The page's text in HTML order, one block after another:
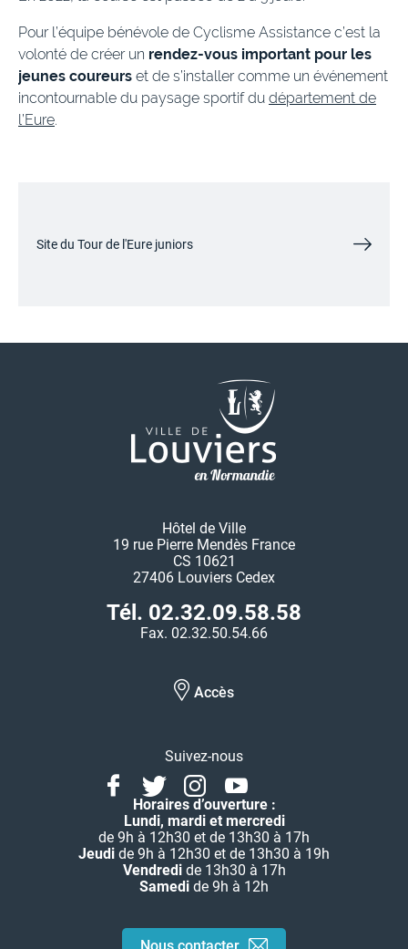
Pour l’équipe bénévole de Cyclisme Assistance c’est la
volonté de créer un rendez-vous important pour les
jeunes coureurs et de s’installer comme un événement
incontournable du paysage sportif du département de
l’Eure.
Site du Tour de l'Eure juniors
Hôtel de Ville
19 rue Pierre Mendès France
CS 10621
27406 Louviers Cedex
Tél. 02.32.09.58.58
Fax. 02.32.50.54.66
Accès
Suivez-nous
FacebookTwitterInstagramYoutube
Horaires d’ouverture :
Lundi, mardi et mercredi
de 9h à 12h30 et de 13h30 à 17h
Jeudi de 9h à 12h30 et de 13h30 à 19h
Vendredide 13h30 à 17h
Samedi de 9h à 12h